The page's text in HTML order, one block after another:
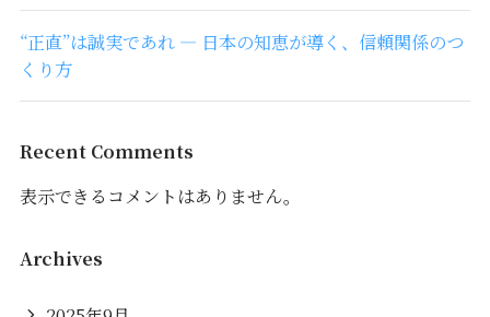
“正直”は誠実であれ ― 日本の知恵が導く、信頼関係のつ
くり方
Recent Comments
表示できるコメントはありません。
Archives